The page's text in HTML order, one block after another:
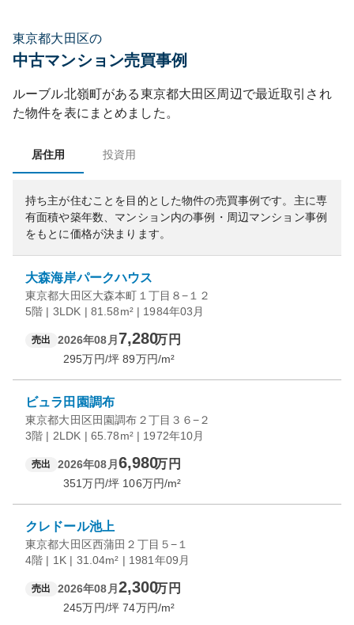
東京都大田区の
中古マンション売買事例
ルーブル北嶺町がある東京都大田区周辺で最近取引され
た物件を表にまとめました。
居住用 投資用
持ち主が住むことを目的とした物件の売買事例です。 主に専
有面積や築年数、マンション内の事例・周辺マンション事例
をもとに価格が決まります。
大森海岸パークハウス
東京都大田区大森本町１丁目８−１２
5階 | 3LDK | 81.58m² | 1984年03月
売出 2026年08月 7,280万円
295万円/坪 89万円/m²
ビュラ田園調布
東京都大田区田園調布２丁目３６−２
3階 | 2LDK | 65.78m² | 1972年10月
売出 2026年08月 6,980万円
351万円/坪 106万円/m²
クレドール池上
東京都大田区西蒲田２丁目５−１
4階 | 1K | 31.04m² | 1981年09月
売出 2026年08月 2,300万円
245万円/坪 74万円/m²